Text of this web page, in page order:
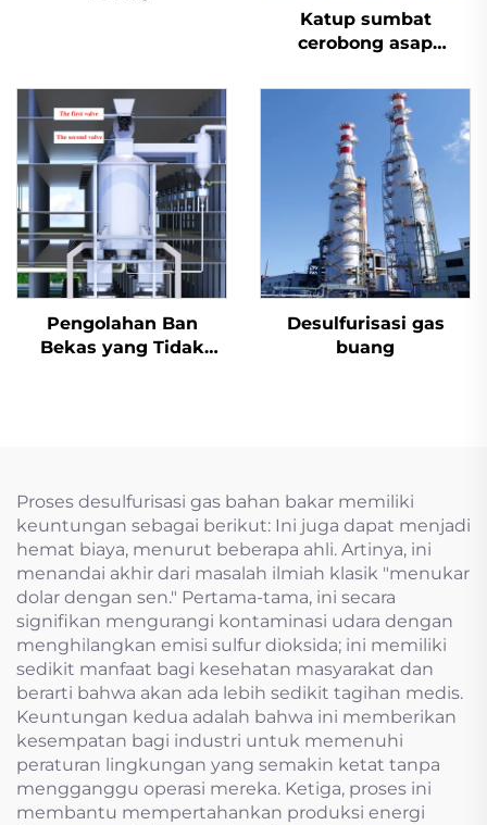
Katup sumbat
cerobong asap
listrik
Pengolahan Ban
Bekas yang Tidak
Desulfurisasi gas
buang
Proses desulfurisasi gas bahan bakar memiliki
keuntungan sebagai berikut: Ini juga dapat menjadi
hemat biaya, menurut beberapa ahli. Artinya, ini
menandai akhir dari masalah ilmiah klasik "menukar
dolar dengan sen." Pertama-tama, ini secara
signifikan mengurangi kontaminasi udara dengan
menghilangkan emisi sulfur dioksida; ini memiliki
sedikit manfaat bagi kesehatan masyarakat dan
berarti bahwa akan ada lebih sedikit tagihan medis.
Keuntungan kedua adalah bahwa ini memberikan
kesempatan bagi industri untuk memenuhi
peraturan lingkungan yang semakin ketat tanpa
mengganggu operasi mereka. Ketiga, proses ini
membantu mempertahankan produksi energi